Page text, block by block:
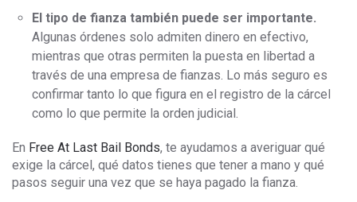
El tipo de fianza también puede ser importante.
Algunas órdenes solo admiten dinero en efectivo,
mientras que otras permiten la puesta en libertad a
través de una empresa de fianzas. Lo más seguro es
confirmar tanto lo que figura en el registro de la cárcel
como lo que permite la orden judicial.
En Free At Last Bail Bonds, te ayudamos a averiguar qué
exige la cárcel, qué datos tienes que tener a mano y qué
pasos seguir una vez que se haya pagado la fianza.